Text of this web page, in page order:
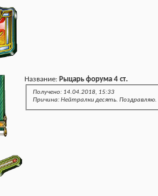
Название: Рыцарь форума 4 ст.
Получено: 14.04.2018, 15:33
Причина: Нейтралки десять. Поздравляю.